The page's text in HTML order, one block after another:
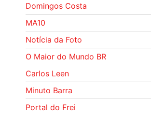
Domingos Costa
MA10
Notícia da Foto
O Maior do Mundo BR
Carlos Leen
Minuto Barra
Portal do Frei